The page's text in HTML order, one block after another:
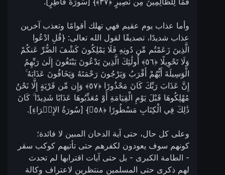
وأما عذاب يوم عقيم فهي تهلك أقوامًا وتعذب آخرين
عذاب شديدًا، تصديقًا لقول الله تعالى: {قُلِ ادْعُوا
الَّذِينَ زَعَمْتُم مِّن دُونِهِ فَلَا يَمْلِكُونَ كَشْفَ الضُّرِّ عَنكُمْ
وَلَا تَحْوِيلًا ‎﴿٥٦﴾‏ أُولَٰئِكَ الَّذِينَ يَدْعُونَ يَبْتَغُونَ إِلَىٰ رَبِّهِمُ
الْوَسِيلَةَ أَيُّهُمْ أَقْرَبُ وَيَرْجُونَ رَحْمَتَهُ وَيَخَافُونَ عَذَابَهُ ۚ
إِنَّ عَذَابَ رَبِّكَ كَانَ مَحْذُورًا ‎﴿٥٧﴾‏ وَإِن مِّن قَرْيَةٍ إِلَّا نَحْنُ
مُهْلِكُوهَا قَبْلَ يَوْمِ الْقِيَامَةِ أَوْ مُعَذِّبُوهَا عَذَابًا شَدِيدًا ۚ كَانَ
ذَٰلِكَ فِي الْكِتَابِ مَسْطُورًا ‎﴿٥٨﴾‏} [سُورَةُ الإِسۡرَاءِ].
وعلى كل حال، حتى آية الدخان المبين لا فائدة؛
كونهم سوف يعودون لكفرهم حتى تأتيهم كوكب سقر
- الطامة الكبرى - بل حتى آيات اقترابها لم تحدث
لهم ذكرى حتى المسلمين منتظرين لاعتراف وكالة